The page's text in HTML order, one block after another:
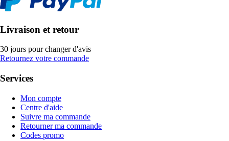
Livraison et retour
30 jours pour changer d'avis
Retournez votre commande
Services
Mon compte
Centre d'aide
Suivre ma commande
Retourner ma commande
Codes promo